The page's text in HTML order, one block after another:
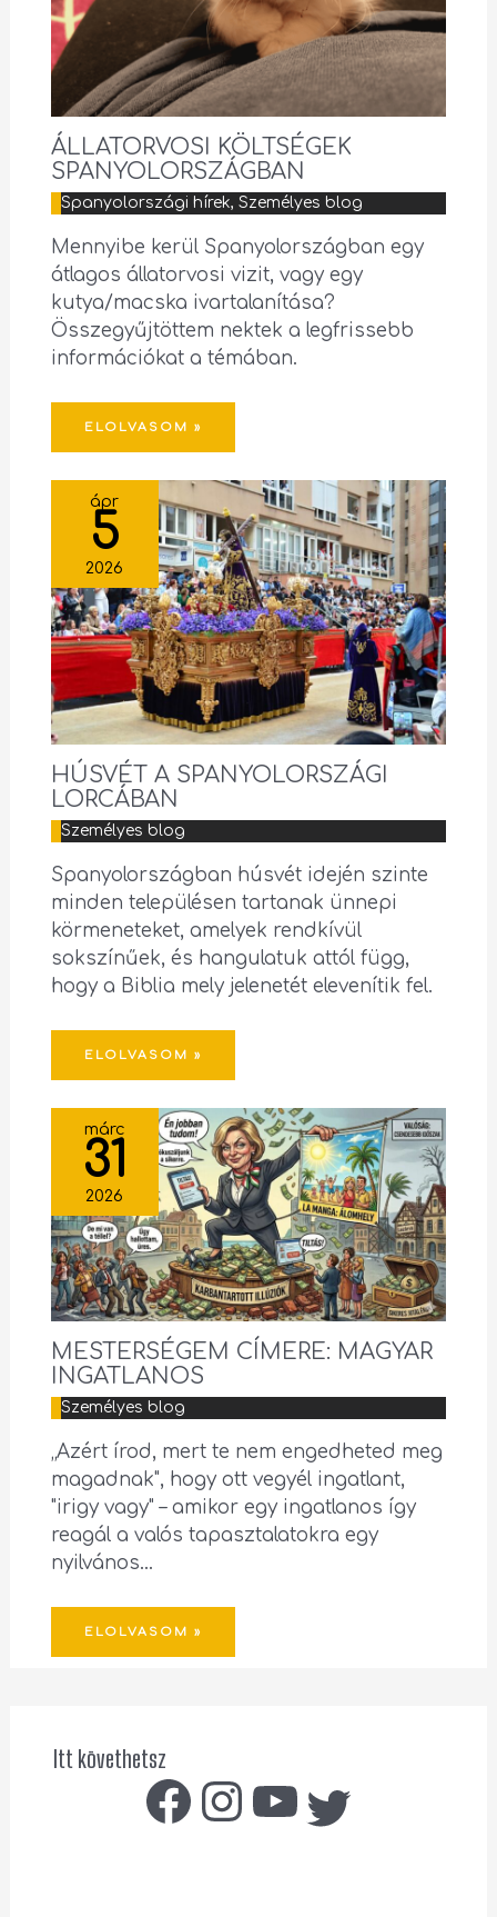
ÁLLATORVOSI KÖLTSÉGEK
SPANYOLORSZÁGBAN
Spanyolországi hírek, Személyes blog
Mennyibe kerül Spanyolországban egy
átlagos állatorvosi vizit, vagy egy
kutya/macska ivartalanítása?
Összegyűjtöttem nektek a legfrissebb
információkat a témában.
ELOLVASOM »
ápr
5
2026
HÚSVÉT A SPANYOLORSZÁGI
LORCÁBAN
Személyes blog
Spanyolországban húsvét idején szinte
minden településen tartanak ünnepi
körmeneteket, amelyek rendkívül
sokszínűek, és hangulatuk attól függ,
hogy a Biblia mely jelenetét elevenítik fel.
ELOLVASOM »
márc
31
2026
MESTERSÉGEM CÍMERE: MAGYAR
INGATLANOS
Személyes blog
„Azért írod, mert te nem engedheted meg
magadnak", hogy ott vegyél ingatlant,
"irigy vagy" – amikor egy ingatlanos így
reagál a valós tapasztalatokra egy
nyilvános…
ELOLVASOM »
Itt követhetsz